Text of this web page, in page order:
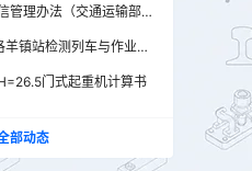
管理办法（交通运输部
羊镇站检测列车与作业人
门式起重机计算书
部动态